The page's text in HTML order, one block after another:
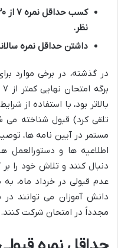
نظر.
داشتن حداقل نمره سالانه ۱۰ از ۲۰ در آن
در گذشته، در برخی موارد
بالاتر بود، با استفاده از
تلقی کرد) قبول شناخته می
مستمر در آیین نامه ها،
اطلاعیه ها و
دنبال کنند و تلاش خود را
عدم قبولی در خرداد ماه،
دانش آموزان می توانند
مجدداً در امتحان شرکت کنند.